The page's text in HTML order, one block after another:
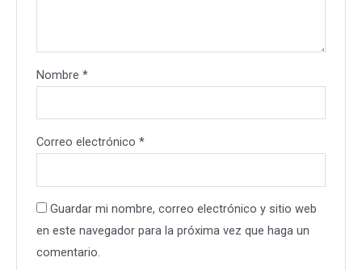
Nombre*
Correo electrónico*
Guardar mi nombre, correo electrónico y sitio web
en este navegador para la próxima vez que haga un
comentario.